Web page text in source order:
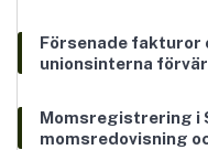
Försenade fakturor
unionsinterna
Momsregistrering i
momsredovisning